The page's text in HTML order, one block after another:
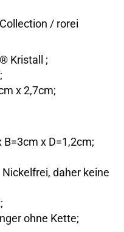
/ rorei
Kristall ;
x 2,7cm;
B=3cm x D=1,2cm;
Nickelfrei, daher keine
ohne Kette;